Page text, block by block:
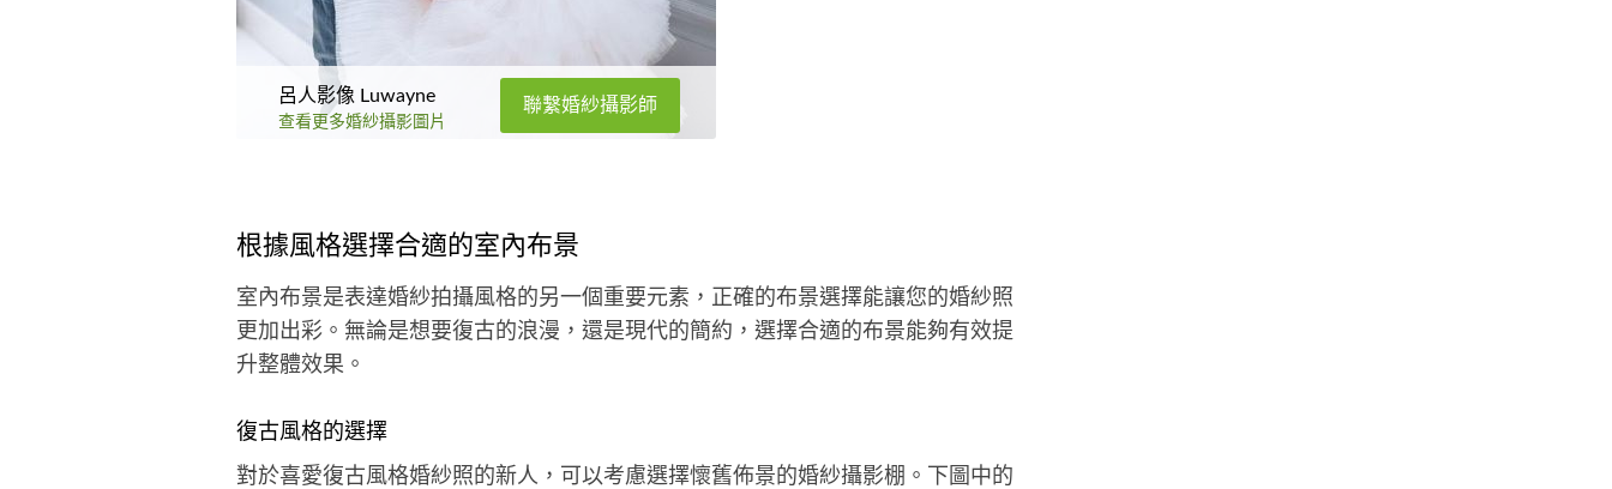
呂人影像 Luwayne
查看更多婚紗攝影圖片
聯繫婚紗攝影師
根據風格選擇合適的室內布景
室內布景是表達婚紗拍攝風格的另一個重要元素，正確的布景選擇能讓您的婚紗照
更加出彩。無論是想要復古的浪漫，還是現代的簡約，選擇合適的布景能夠有效提
升整體效果。
復古風格的選擇
對於喜愛復古風格婚紗照的新人，可以考慮選擇懷舊佈景的婚紗攝影棚。下圖中的